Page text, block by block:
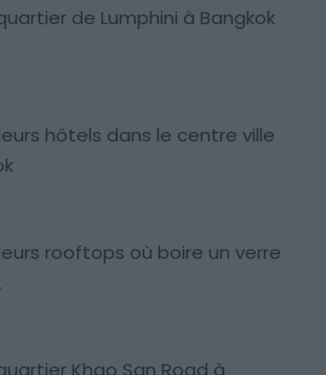
de Lumphini à Bangkok
hôtels dans le centre ville
rooftops où boire un verre
Khao San Road à